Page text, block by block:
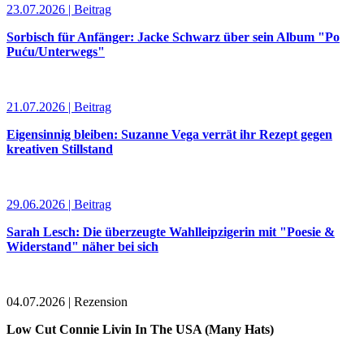
23.07.2026 | Beitrag
Sorbisch für Anfänger: Jacke Schwarz über sein Album "Po
Puću/Unterwegs"
21.07.2026 | Beitrag
Eigensinnig bleiben: Suzanne Vega verrät ihr Rezept gegen
kreativen Stillstand
29.06.2026 | Beitrag
Sarah Lesch: Die überzeugte Wahlleipzigerin mit "Poesie &
Widerstand" näher bei sich
04.07.2026 | Rezension
Low Cut Connie Livin In The USA (Many Hats)